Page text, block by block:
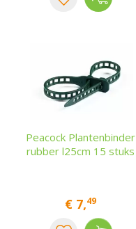
Peacock Plantenbinder
rubber l25cm 15 stuks
€ 7,49